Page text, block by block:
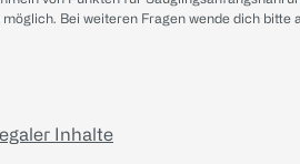
Bei weiteren Fragen wende dich bitte
Inhalte